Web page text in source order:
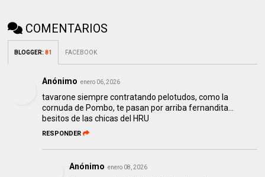
COMENTARIOS
BLOGGER:81 FACEBOOK
Anónimo enero 06, 2026
tavarone siempre contratando pelotudos, como la
cornuda de Pombo, te pasan por arriba fernandita...
besitos de las chicas del HRU
RESPONDER
Anónimo enero 08, 2026